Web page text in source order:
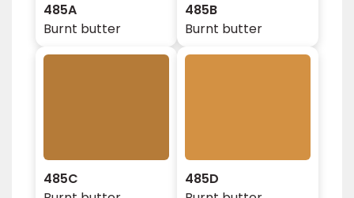
485A
Burnt butter
485B
Burnt butter
485C
485D